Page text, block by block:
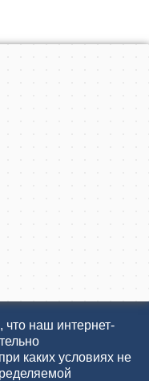
наш интернет-
каких условиях не